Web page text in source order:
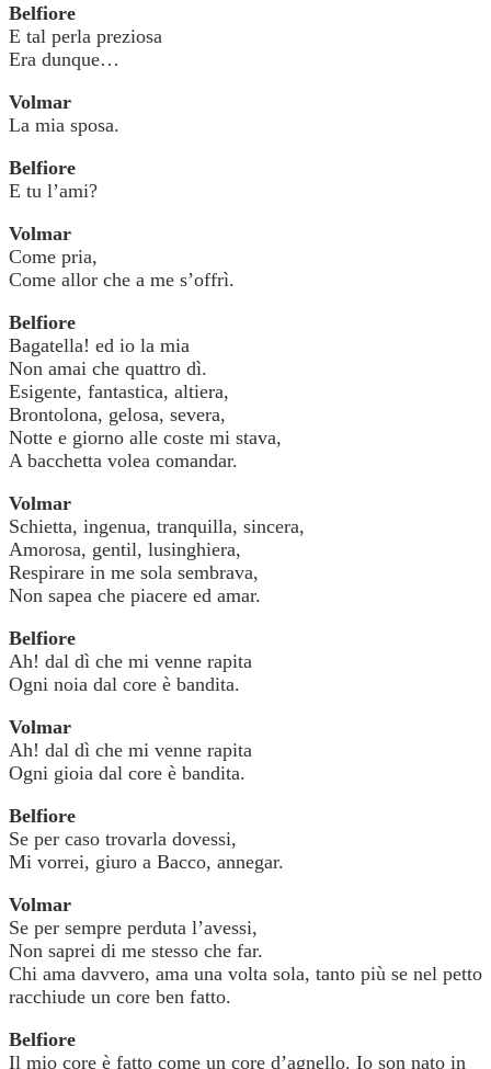
Belfiore
E tal perla preziosa
Era dunque…
Volmar
La mia sposa.
Belfiore
E tu l’ami?
Volmar
Come pria,
Come allor che a me s’offrì.
Belfiore
Bagatella! ed io la mia
Non amai che quattro dì.
Esigente, fantastica, altiera,
Brontolona, gelosa, severa,
Notte e giorno alle coste mi stava,
A bacchetta volea comandar.
Volmar
Schietta, ingenua, tranquilla, sincera,
Amorosa, gentil, lusinghiera,
Respirare in me sola sembrava,
Non sapea che piacere ed amar.
Belfiore
Ah! dal dì che mi venne rapita
Ogni noia dal core è bandita.
Volmar
Ah! dal dì che mi venne rapita
Ogni gioia dal core è bandita.
Belfiore
Se per caso trovarla dovessi,
Mi vorrei, giuro a Bacco, annegar.
Volmar
Se per sempre perduta l’avessi,
Non saprei di me stesso che far.
Chi ama davvero, ama una volta sola, tanto più se nel petto
racchiude un core ben fatto.
Belfiore
Il mio core è fatto come un core d’agnello. Io son nato in